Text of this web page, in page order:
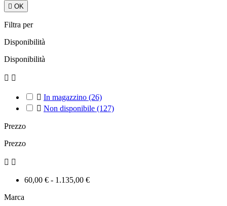
 OK
Filtra per
Disponibilità
Disponibilità
 
 In magazzino (26)
 Non disponibile (127)
Prezzo
Prezzo
 
60,00 € - 1.135,00 €
Marca